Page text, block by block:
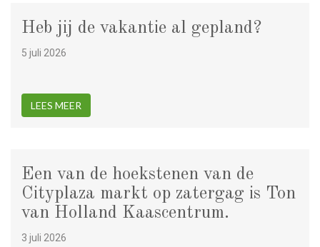
Heb jij de vakantie al gepland?
5 juli 2026
LEES MEER
Een van de hoekstenen van de
Cityplaza markt op zatergag is Ton
van Holland Kaascentrum.
3 juli 2026